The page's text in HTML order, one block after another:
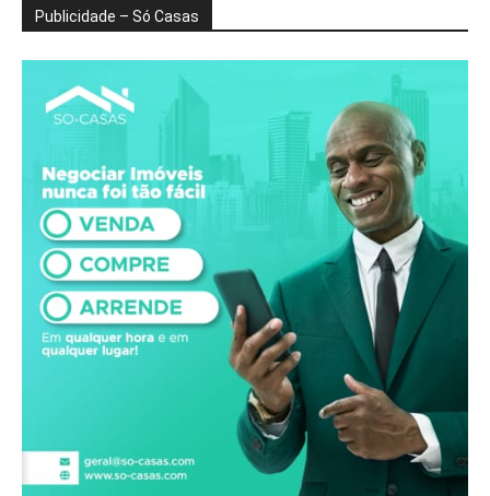
Publicidade – Só Casas